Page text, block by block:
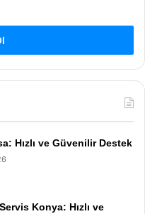
Hızlı ve Güvenilir Destek
Konya: Hızlı ve